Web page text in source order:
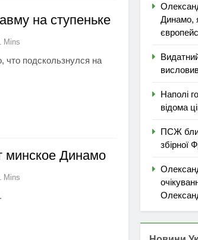
на ступеньке
Mins
что подскользнулся на
минское Динамо
Mins
Динамо,
Наполі
відома
ПСЖ
збірної